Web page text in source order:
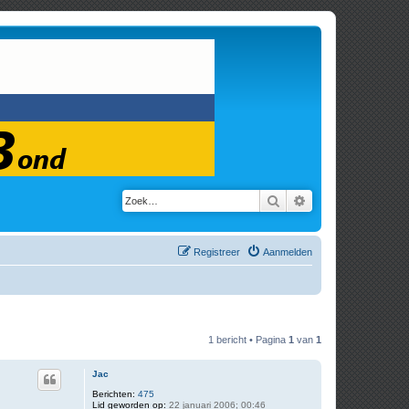
Zoek Uitgebreid zoeken
Aanmelden
Registreer
1 bericht • Pagina 1 van 1
Jac
Berichten: 475
Lid geworden op: 22 januari 2006; 00:46